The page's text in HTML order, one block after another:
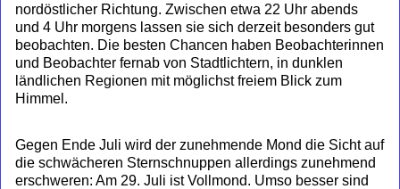
nordöstlicher Richtung. Zwischen etwa 22 Uhr abends
und 4 Uhr morgens lassen sie sich derzeit besonders gut
beobachten. Die besten Chancen haben Beobachterinnen
und Beobachter fernab von Stadtlichtern, in dunklen
ländlichen Regionen mit möglichst freiem Blick zum
Himmel.
Gegen Ende Juli wird der zunehmende Mond die Sicht auf
die schwächeren Sternschnuppen allerdings zunehmend
erschweren: Am 29. Juli ist Vollmond. Umso besser sind